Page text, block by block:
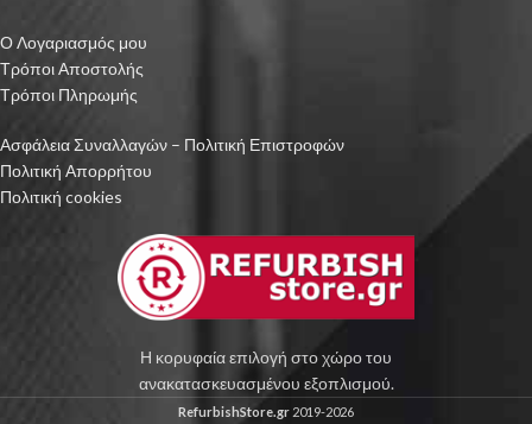
Ο Λογαριασμός μου
Τρόποι Αποστολής
Τρόποι Πληρωμής
Ασφάλεια Συναλλαγών – Πολιτική Επιστροφών
Πολιτική Απορρήτου
Πολιτική cookies
Η κορυφαία επιλογή στο χώρο του
ανακατασκευασμένου εξοπλισμού.
RefurbishStore.gr 2019-2026